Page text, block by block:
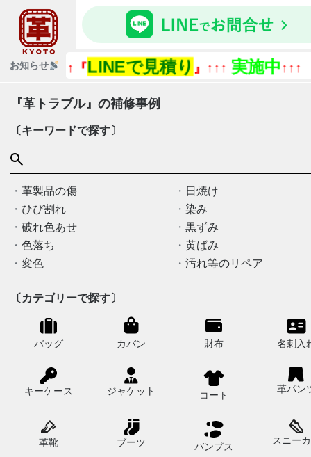
お知らせ
『LINEで見積り』↑↑↑実施中↑↑↑『今あ
『革トラブル』の補修事例
〔キーワードで探す〕
革製品の傷
日焼け
ひび割れ
染み
破れ色あせ
黒ずみ
色落ち
黄ばみ
変色
汚れ等のリペア
〔カテゴリーで探す〕
バッグ カバン 財布 名刺入
キーケース ジャケット コート
革パン
革靴 ブーツ バンプス
スニー